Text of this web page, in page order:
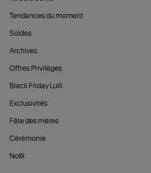
Tendances du moment
Soldes
Archives
Offres Privilèges
Black Friday Lulli
Exclusivités
Fête des mères
Cérémonie
Noël